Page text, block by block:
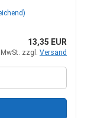
13,35 EUR
zzgl. Versand